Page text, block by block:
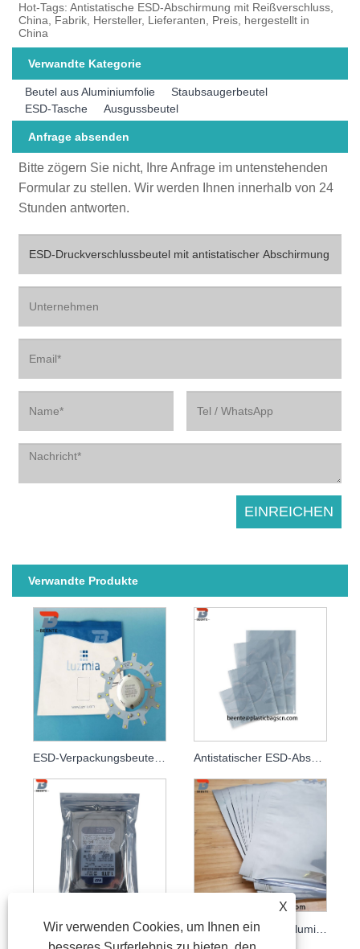
Hot-Tags: Antistatische ESD-Abschirmung mit Reißverschluss,
China, Fabrik, Hersteller, Lieferanten, Preis, hergestellt in
China
Verwandte Kategorie
Beutel aus Aluminiumfolie
Staubsaugerbeutel
ESD-Tasche
Ausgussbeutel
Anfrage absenden
Bitte zögern Sie nicht, Ihre Anfrage im untenstehenden
Formular zu stellen. Wir werden Ihnen innerhalb von 24
Stunden antworten.
Verwandte Produkte
ESD-Verpackungsbeutel aus Aluminiumfolie
Antistatischer, wiederverschließbarer ESD-Beutel
X
Wir verwenden Cookies, um Ihnen ein